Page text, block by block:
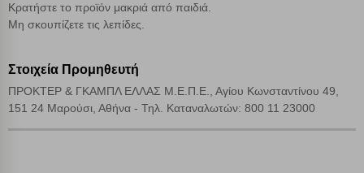
Κρατήστε το προϊόν μακριά από παιδιά.
Μη σκουπίζετε τις λεπίδες.
Στοιχεία Προμηθευτή
ΠΡΟΚΤΕΡ & ΓΚΑΜΠΛ ΕΛΛΑΣ Μ.Ε.Π.Ε., Αγίου Κωνσταντίνου 49,
151 24 Μαρούσι, Αθήνα - Τηλ. Kαταναλωτών: 800 11 23000